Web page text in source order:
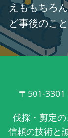
えももちろ
ど事後のこ
〒501-3301
伐採・剪定の
信頼の技術と